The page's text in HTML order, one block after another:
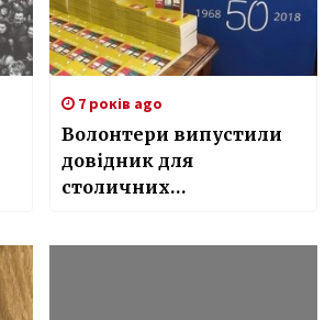
7 років ago
Волонтери випустили
довідник для
столичних